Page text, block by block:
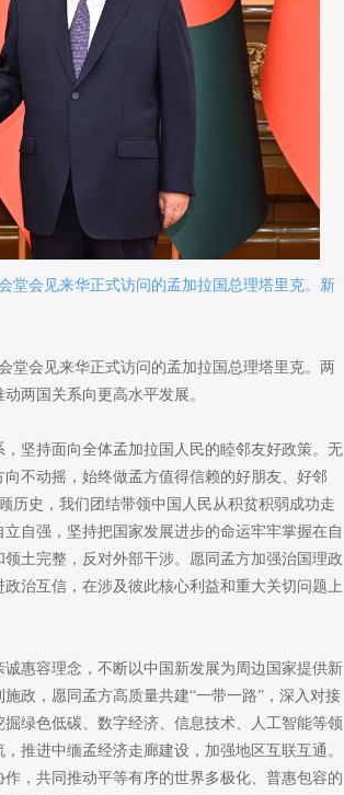
堂会见来华正式访问的孟加拉国总理塔里克。新
堂会见来华正式访问的孟加拉国总理塔里克。两
两国关系向更高水平发展。
坚持面向全体孟加拉国人民的睦邻友好政策。无
不动摇，始终做孟方值得信赖的好朋友、好邻
历史，我们团结带领中国人民从积贫积弱成功走
自强，坚持把国家发展进步的命运牢牢掌握在自
土完整，反对外部干涉。愿同孟方加强治国理政
治互信，在涉及彼此核心利益和重大关切问题上
惠容理念，不断以中国新发展为周边国家提供新
政，愿同孟方高质量共建“一带一路”，深入对接
绿色低碳、数字经济、信息技术、人工智能等领
推进中缅孟经济走廊建设，加强地区互联互通。
，共同推动平等有序的世界多极化、普惠包容的